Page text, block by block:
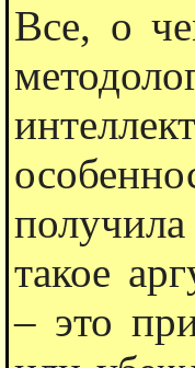
Все, о
такое
– это